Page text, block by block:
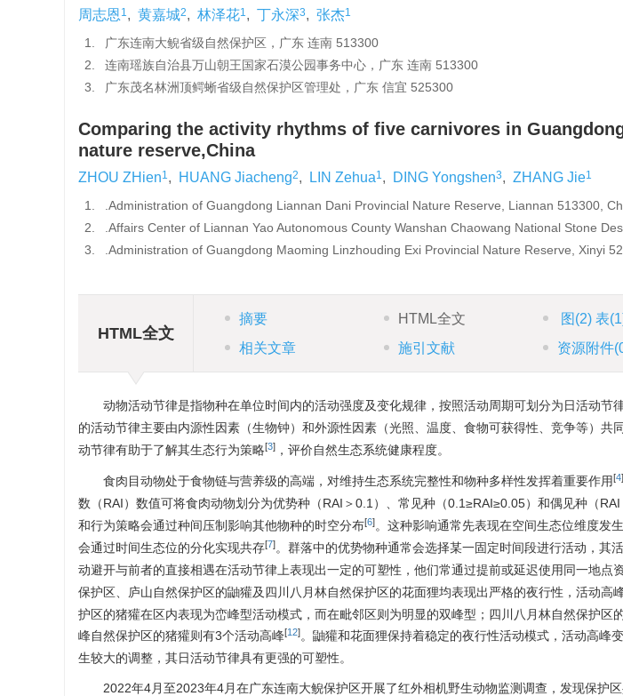
周志恩 1, 黄嘉城2, 林泽花1, 丁永深3, 张杰1
1.
广东连南大鲵省级自然保护区，广东 连南 513300
2.
连南瑶族自治县万山朝王国家石漠公园事务中心，广东 连南 513300
3.
广东茂名林洲顶鳄蜥省级自然保护区管理处，广东 信宜 525300
Comparing the activity rhythms of five carnivores in
nature reserve,China
ZHOU ZHien1, HUANG Jiacheng2, LIN Zehua1, DING Yongshen3, ZHANG Jie1
1.
.Administration of Guangdong Liannan Dani Provincial Nature Reserve, Liannan 513300,
2.
.Affairs Center of Liannan Yao Autonomous County Wanshan Chaowang National Stone
3.
.Administration of Guangdong Maoming Linzhouding Exi Provincial Nature Reserve, Xinyi
HTML全文
摘要 HTML全文 图 (2) 表
相关文章
施引文献 资源附件
动物活动节律是指物种在单位时间内的活动强度及变化规律，按照活动周期可划分为日活动节
的活动节律主要由内源性因素（生物钟）和外源性因素（光照、温度、食物可获得性、竞争等）共
动节律有助于了解其生态行为策略[3] ，评价自然生态系统健康程度。
食肉目动物处于食物链与营养级的高端，对维持生态系统完整性和物种多样性发挥着重要作用[4]
数（RAI）数值可将食肉动物划分为优势种（RAI＞0.1）、常见种（0.1≥RAI≥0.05）和偶见种（RAI
和行为策略会通过种间压制影响其他物种的时空分布[6]。这种影响通常先表现在空间生态位维度发
会通过时间生态位的分化实现共存[7]。群落中的优势物种通常会选择某一固定时间段进行活动，其
动避开与前者的直接相遇在活动节律上表现出一定的可塑性，他们常通过提前或延迟使用同一地点
保护区、庐山自然保护区的鼬獾及四川八月林自然保护区的花面狸均表现出严格的夜行性，活动高
护区的猪獾在区内表现为峦峰型活动模式，而在毗邻区则为明显的双峰型；四川八月林自然保护区
峰自然保护区的猪獾则有3个活动高峰[12]。鼬獾和花面狸保持着稳定的夜行性活动模式，活动高峰
生较大的调整，其日活动节律具有更强的可塑性。
2022年4月至2023年4月在广东连南大鲵保护区开展了红外相机野生动物监测调查，发现保护